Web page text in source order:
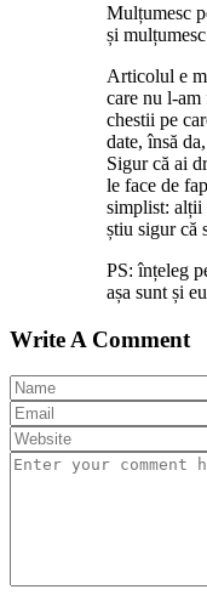
Mulțumesc
și
Articolul e
care nu l-
chestii pe
date, însă
Sigur că ai
le face de
simplist: alții
știu sigur că
PS: înțeleg
așa sunt și
Write A Comment